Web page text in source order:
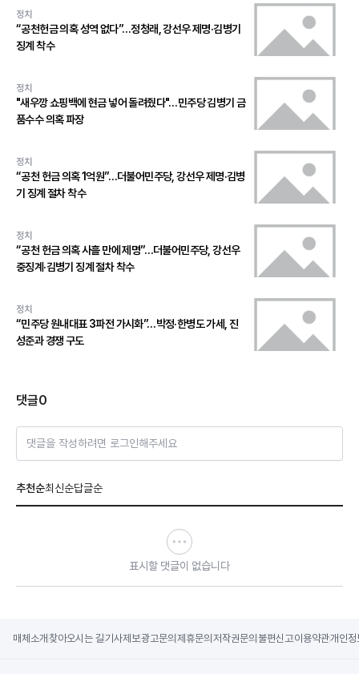
정치
“공천헌금 의혹 성역 없다”…정청래, 강선우 제명·김병기
징계 착수
정치
"새우깡 쇼핑백에 현금 넣어 돌려줬다"…민주당 김병기 금
품수수 의혹 파장
정치
“공천 헌금 의혹 1억원”…더불어민주당, 강선우 제명·김병
기 징계 절차 착수
정치
“공천 헌금 의혹 사흘 만에 제명”…더불어민주당, 강선우
중징계·김병기 징계 절차 착수
정치
“민주당 원내대표 3파전 가시화”…박정·한병도 가세, 진
성준과 경쟁 구도
댓글0
댓글을 작성하려면 로그인해주세요
추천순최신순답글순
표시할 댓글이 없습니다
매체소개 찾아오시는 길기사제보광고문의 제휴문의 저작권문의 불편신고이용약관개인정